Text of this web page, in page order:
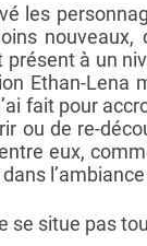
les
nouveaux,
présent à un
Ethan-Lena
fait pour
ou de re-
eux,
se situe pas